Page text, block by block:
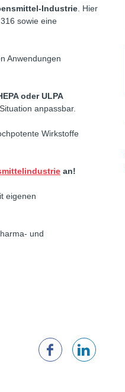
Industrie. Hier
sowie eine
Anwendungen
oder ULPA
anpassbar.
Wirkstoffe
an!
eigenen
und